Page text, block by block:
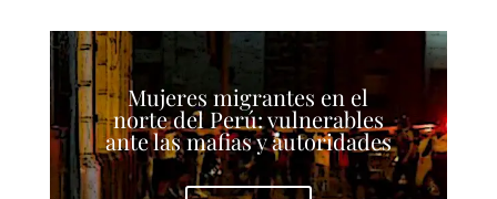
Mujeres migrantes en el
norte del Perú: vulnerables
ante las mafias y autoridades